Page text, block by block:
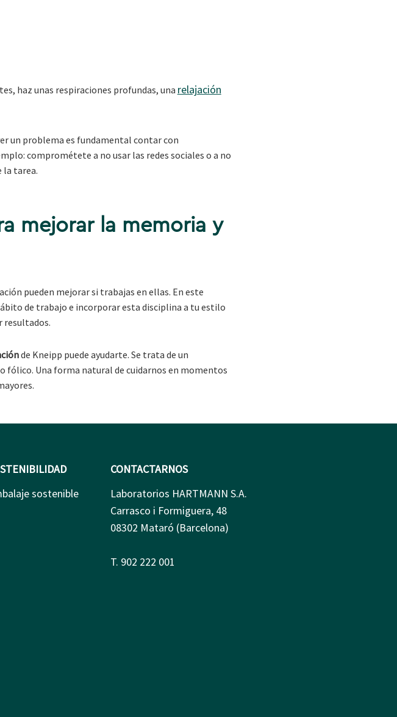
haz unas respiraciones profundas, una relajación
un problema es fundamental contar con
comprométete a no usar las redes sociales o a no
la tarea.
mejorar la memoria y
pueden mejorar si trabajas en ellas. En este
de trabajo e incorporar esta disciplina a tu estilo
resultados.
de Kneipp puede ayudarte. Se trata de un
fólico. Una forma natural de cuidarnos en momentos
sostenible
CONTACTARNOS
Laboratorios HARTMANN S.A.
Carrasco i Formiguera, 48
08302 Mataró (Barcelona)
T. 902 222 001